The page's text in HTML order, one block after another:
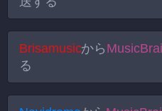
Brisamusicから
る